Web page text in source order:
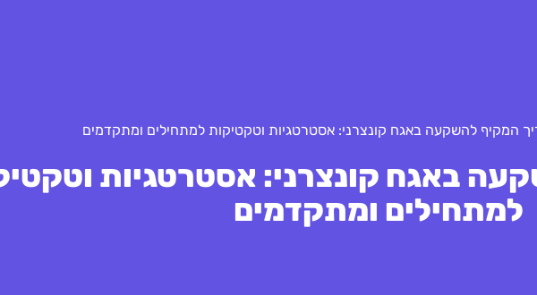
המקיף להשקעה באגח קונצרני: אסטרטגיות וטקטיקות למתחילים ומתקדמים
באגח קונצרני: אסטרטגיות
למתחילים ומתקדמים